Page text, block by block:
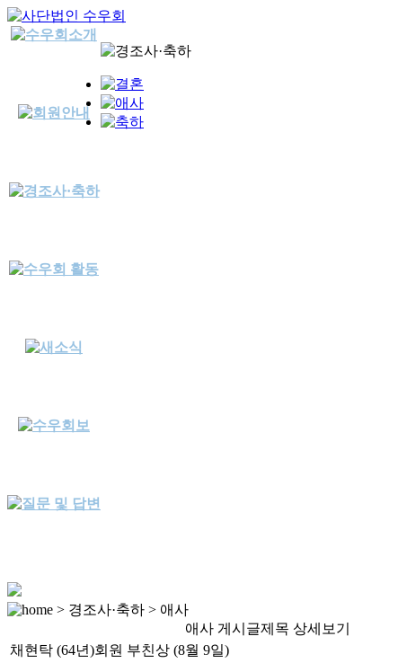
> 경조사·축하 > 애사
애사 게시글제목 상세보기
채현탁 (64년)회원 부친상 (8월 9일)